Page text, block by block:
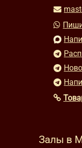
Залы в